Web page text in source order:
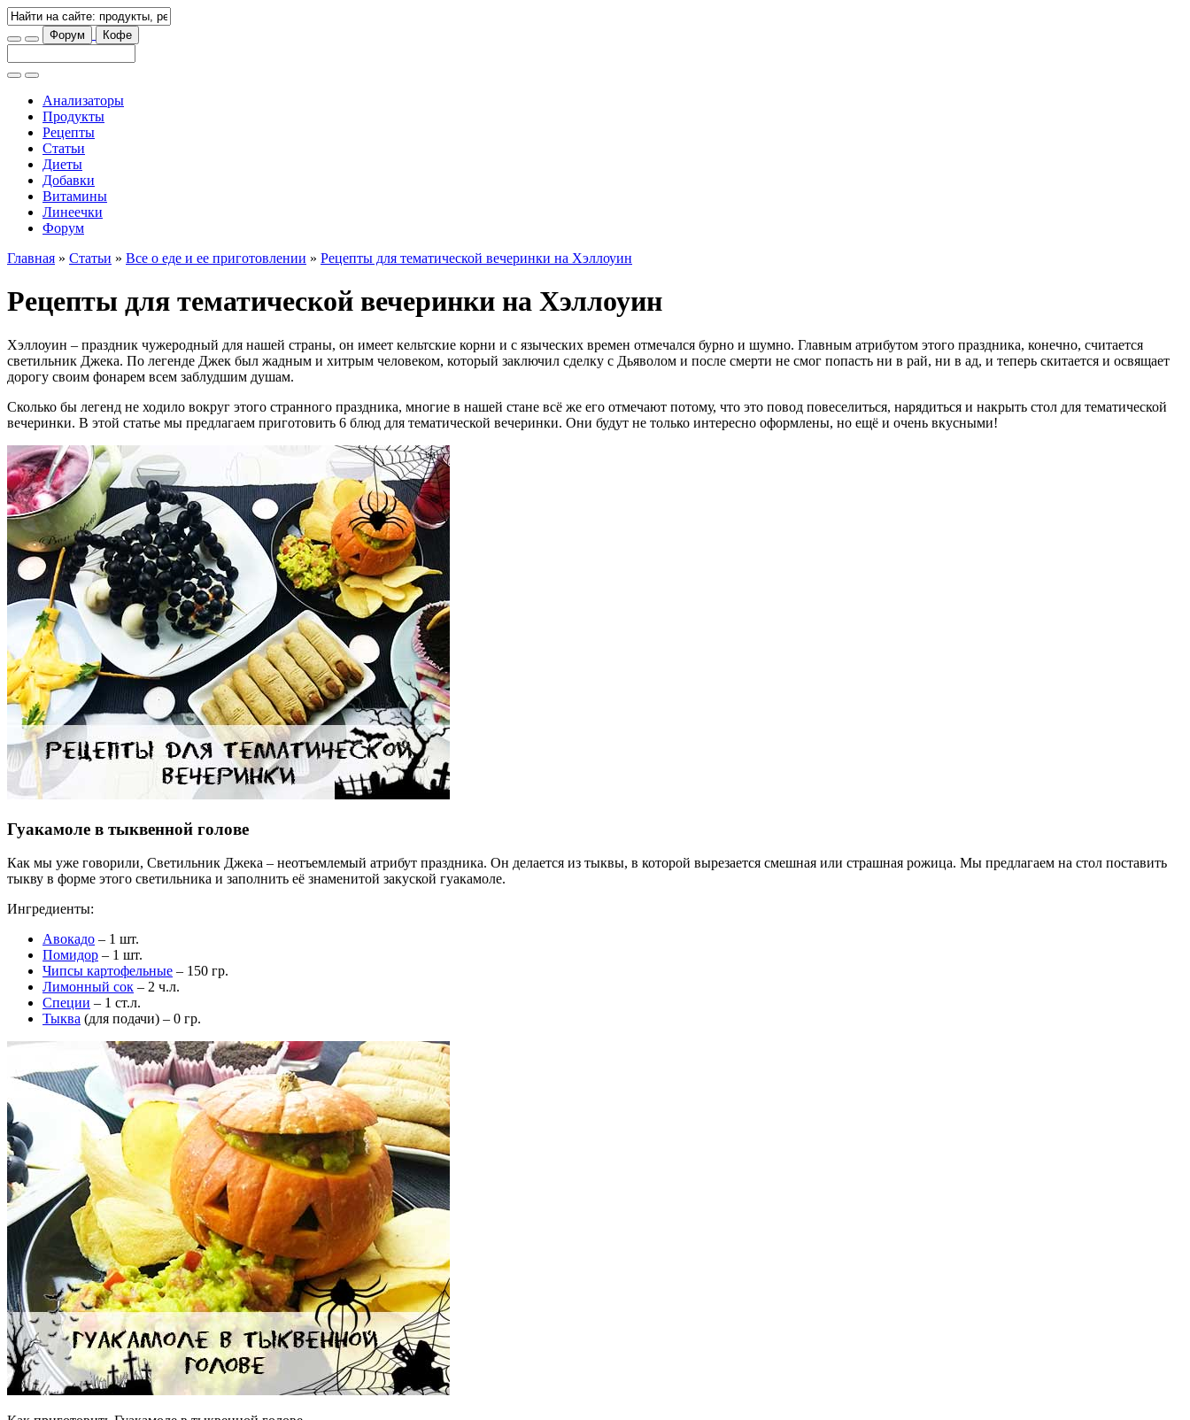
Форум Кофе
Анализаторы
Продукты
Рецепты
Статьи
Диеты
Добавки
Витамины
Линеечки
Форум
Главная » Статьи » Все о еде и ее приготовлении » Рецепты для тематической вечеринки на Хэллоуин
Рецепты для тематической вечеринки на Хэллоуин
Хэллоуин – праздник чужеродный для нашей страны, он имеет кельтские корни и с языческих времен отмечался бурно и шумно. Главным атрибутом этого праздника, конечно, считается
светильник Джека. По легенде Джек был жадным и хитрым человеком, который заключил сделку с Дьяволом и после смерти не смог попасть ни в рай, ни в ад, и теперь скитается и освящает
дорогу своим фонарем всем заблудшим душам.
Сколько бы легенд не ходило вокруг этого странного праздника, многие в нашей стане всё же его отмечают потому, что это повод повеселиться, нарядиться и накрыть стол для тематической
вечеринки. В этой статье мы предлагаем приготовить 6 блюд для тематической вечеринки. Они будут не только интересно оформлены, но ещё и очень вкусными!
Гуакамоле в тыквенной голове
Как мы уже говорили, Светильник Джека – неотъемлемый атрибут праздника. Он делается из тыквы, в которой вырезается смешная или страшная рожица. Мы предлагаем на стол поставить
тыкву в форме этого светильника и заполнить её знаменитой закуской гуакамоле.
Ингредиенты:
Авокадо – 1 шт.
Помидор – 1 шт.
Чипсы картофельные – 150 гр.
Лимонный сок – 2 ч.л.
Специи – 1 ст.л.
Тыква (для подачи) – 0 гр.